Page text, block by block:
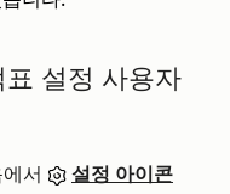
설정 사용자
서
설정 아이콘